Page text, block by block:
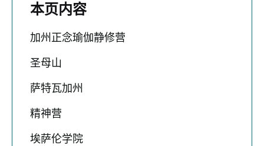
本页内容
加州正念瑜伽静修营
圣母山
萨特瓦加州
精神营
埃萨伦学院